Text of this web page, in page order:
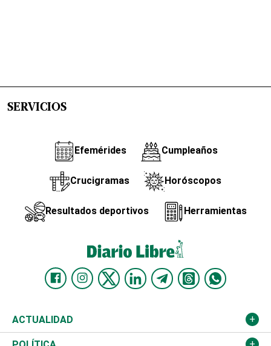
SERVICIOS
Efemérides Cumpleaños
Crucigramas Horóscopos
Resultados deportivos Herramientas
ACTUALIDAD